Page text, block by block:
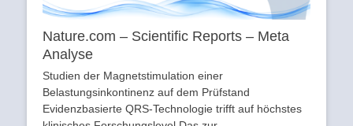
Nature.com – Scientific Reports – Meta
Analyse
Studien der Magnetstimulation einer
Belastungsinkontinenz auf dem Prüfstand
Evidenzbasierte QRS-Technologie trifft auf höchstes